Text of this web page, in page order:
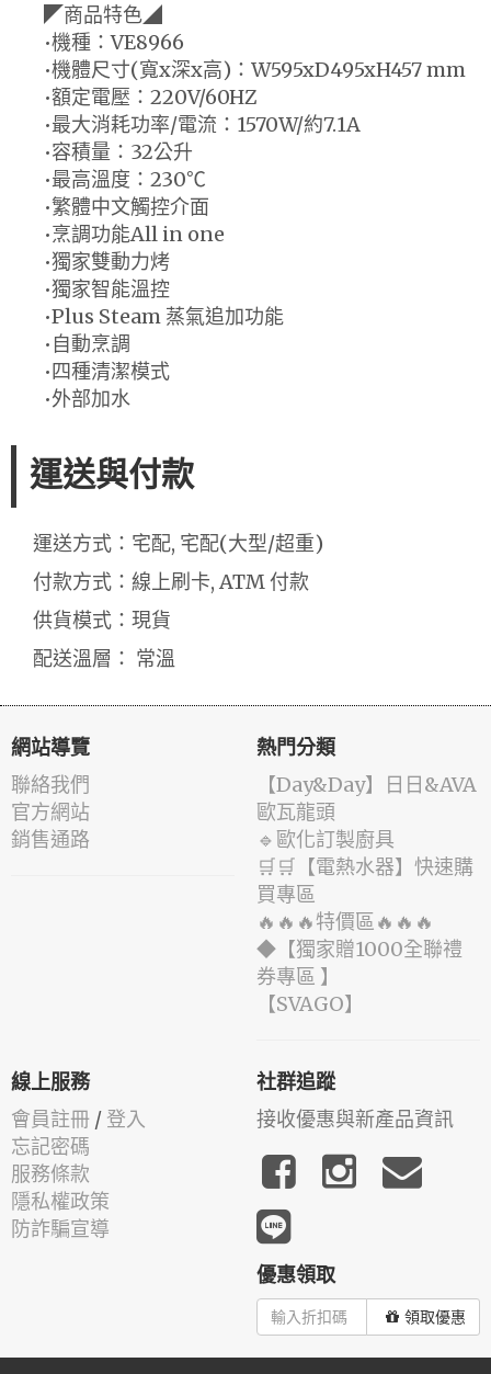
◤商品特色◢
•機種：VE8966
•機體尺寸(寬x深x高)：W595xD495xH457 mm
•額定電壓：220V/60HZ
•最大消耗功率/電流：1570W/約7.1A
•容積量：32公升
•最高溫度：230℃
•繁體中文觸控介面
•烹調功能All in one
•獨家雙動力烤
•獨家智能溫控
•Plus Steam 蒸氣追加功能
•自動烹調
•四種清潔模式
•外部加水
運送與付款
運送方式：宅配, 宅配(大型/超重)
付款方式：線上刷卡, ATM 付款
供貨模式：現貨
配送溫層： 常溫
網站導覽
聯絡我們
官方網站
銷售通路
熱門分類
️【Day&Day】️日日&AVA
歐瓦龍頭
🔹歐化訂製廚具
🛒🛒【電熱水器】快速購
買專區
🔥🔥🔥特價區🔥🔥🔥
◆【獨家贈1000全聯禮
券專區 】
️【SVAGO】️
線上服務
會員註冊 / 登入
忘記密碼
服務條款
隱私權政策
防詐騙宣導
社群追蹤
接收優惠與新產品資訊
優惠領取
領取優惠